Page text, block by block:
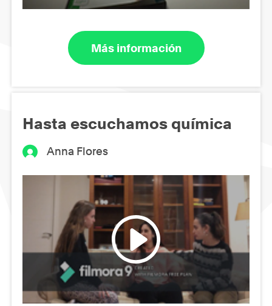
Más información
Hasta escuchamos química
Anna Flores